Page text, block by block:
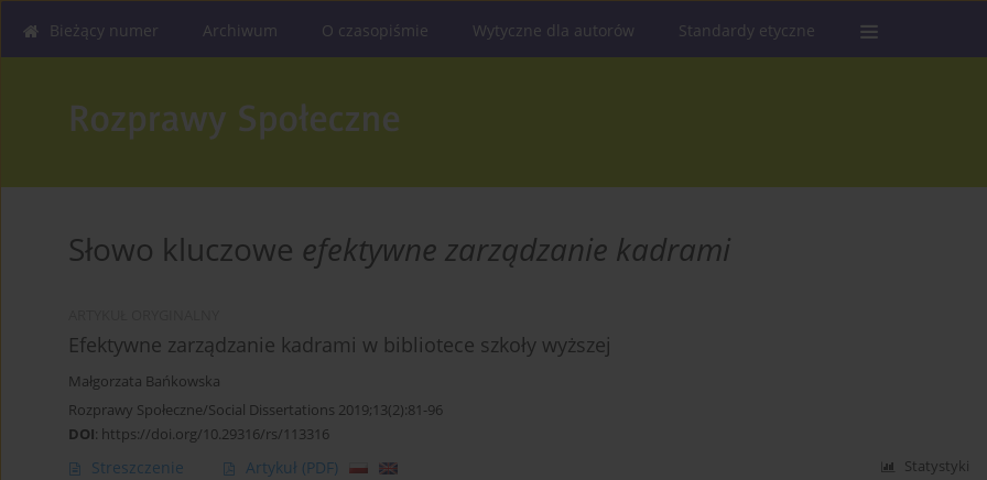
Bieżący numer Archiwum O czasopiśmie Wytyczne dla autorów Standardy etyczne
Słowo kluczowe efektywne zarządzanie kadrami
Efektywne zarządzanie kadrami w bibliotece szkoły wyższej
Małgorzata Bańkowska
Rozprawy Społeczne/Social Dissertations 2019;13(2):81-96
DOI: https://doi.org/10.29316/rs/113316
Streszczenie Artykuł (PDF) Statystyki